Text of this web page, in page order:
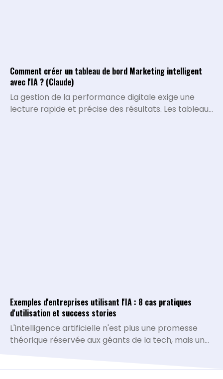
Comment créer un tableau de bord Marketing intelligent
avec l'IA ? (Claude)
La gestion de la performance digitale exige une
lecture rapide et précise des résultats. Les tableaux
Exemples d'entreprises utilisant l'IA : 8 cas pratiques
d'utilisation et success stories
L'intelligence artificielle n'est plus une promesse
théorique réservée aux géants de la tech, mais une